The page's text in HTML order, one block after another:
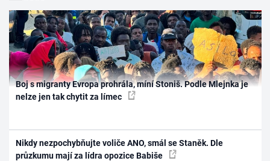
Boj s migranty Evropa prohrála, míní Stoniš. Podle Mlejnka je
nelze jen tak chytit za límec
Nikdy nezpochybňujte voliče ANO, smál se Staněk. Dle
průzkumu mají za lídra opozice Babiše